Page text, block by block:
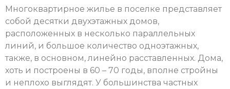
Многоквартирное жилье в поселке представляет
собой десятки двухэтажных домов,
расположенных в несколько параллельных
линий, и большое количество одноэтажных,
также, в основном, линейно расставленных. Дома,
хоть и построены в 60 – 70 годы, вполне стройны
и неплохо выглядят. У большинства частных